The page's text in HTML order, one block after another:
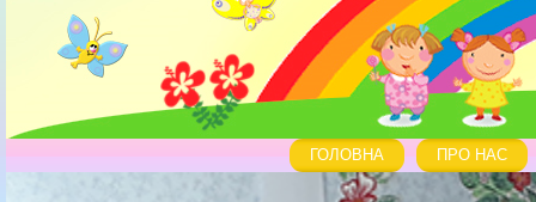
ГОЛОВНА ПРО НАС